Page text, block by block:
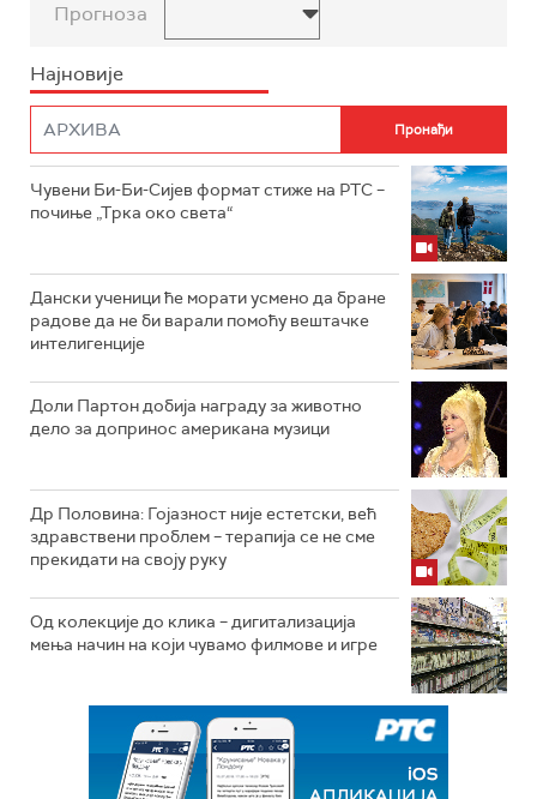
Прогноза
Најновије
Чувени Би-Би-Сијев формат стиже на РТС –
почиње „Трка око света“
Дански ученици ће морати усмено да бране
радове да не би варали помоћу вештачке
интелигенције
Доли Партон добија награду за животно
дело за допринос американа музици
Др Половина: Гојазност није естетски, већ
здравствени проблем – терапија се не сме
прекидати на своју руку
Од колекције до клика – дигитализација
мења начин на који чувамо филмове и игре